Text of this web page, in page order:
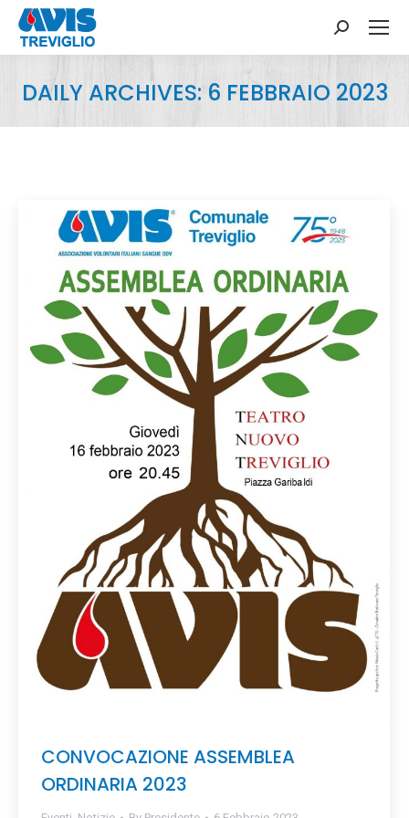
Search:
DAILY ARCHIVES: 6 FEBBRAIO 2023
CONVOCAZIONE ASSEMBLEA
ORDINARIA 2023